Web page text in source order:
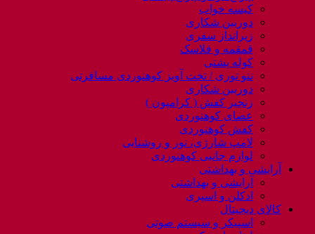
کیسه خواب
دوربین شکاری
زیرانداز سفری
قمقمه و فلاسک
کوله پشتی
ننو توری / تخت آویز کوهنوردی مسافرتی
دوربین شکاری
زنجیر کفش ( کرامپون )
عصای کوهنوردی
کفش کوهنوردی
لامپ شارژی، نور و روشنایی
لوازم جانبی کوهنوردی
آرایشی و بهداشتی
آرایشی و بهداشتی
ادکلن و اسپری
کالای دیجیتال
اسپیکر و سیستم صوتی